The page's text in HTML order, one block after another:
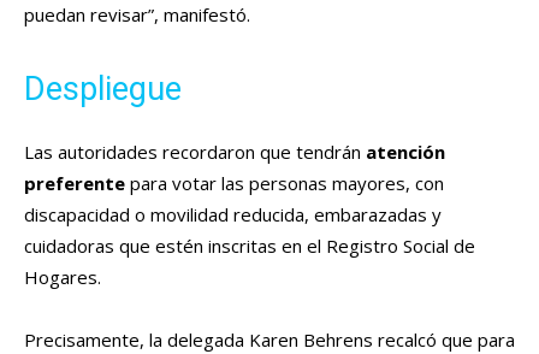
puedan revisar”, manifestó.
Despliegue
Las autoridades recordaron que tendrán atención
preferente para votar las personas mayores, con
discapacidad o movilidad reducida, embarazadas y
cuidadoras que estén inscritas en el Registro Social de
Hogares.
Precisamente, la delegada Karen Behrens recalcó que para